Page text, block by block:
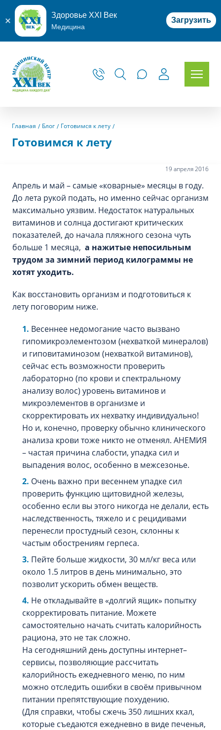
Здоровье XXI Век
Медицина
Загрузить
Главная Блог Готовимся к лету
Готовимся к лету
19 апреля 2016
Апрель и май – самые «коварные» месяцы в году.
До лета рукой подать, но именно сейчас организм
максимально уязвим. Недостаток натуральных
витаминов и солнца достигают критических
показателей, до начала пляжного сезона чуть
больше 1 месяца, а нажитые непосильным
трудом за зимний период килограммы не
хотят уходить.
Как восстановить организм и подготовиться к
лету поговорим ниже.
Весеннее недомогание часто вызвано
гипомикроэлементозом (нехваткой минералов)
и гиповитаминозом (нехваткой витаминов),
сейчас есть возможности проверить
лабораторно (по крови и спектральному
анализу волос) уровень витаминов и
микроэлементов в организме и
скорректировать их нехватку индивидуально!
Но и, конечно, проверку обычно клинического
анализа крови тоже никто не отменял. АНЕМИЯ
– частая причина слабости, упадка сил и
выпадения волос, особенно в межсезонье.
Очень важно при весеннем упадке сил
проверить функцию щитовидной железы,
особенно если вы этого никогда не делали, есть
наследственность, тяжело и с рецидивами
перенесли простудный сезон, склонны к
частым обострениям герпеса.
Пейте больше жидкости, 30 мл/кг веса или
около 1.5 литров в день минимально, это
позволит ускорить обмен веществ.
Не откладывайте в «долгий ящик» попытку
скорректировать питание. Можете
самостоятельно начать считать калорийность
рациона, это не так сложно.
На сегодняшний день доступны интернет–
сервисы, позволяющие рассчитать
калорийность ежедневного меню, по ним
можно отследить ошибки в своём привычном
питании препятствующие похудению.
(Для справки, чтобы сжечь 350 лишних ккал,
которые съедаются ежедневно в виде печенья,